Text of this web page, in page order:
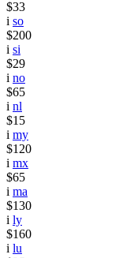
$33
i so
$200
i si
$29
i no
$65
i nl
$15
i my
$120
i mx
$65
i ma
$130
i ly
$160
i lu